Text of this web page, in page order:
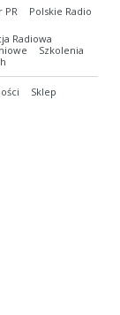
PR
Polskie Radio
Radiowa
Szkolenia
Sklep